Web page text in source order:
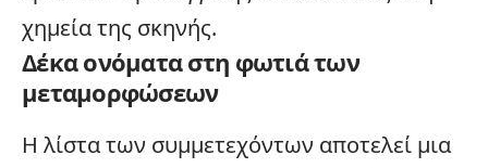
χημεία της σκηνής.
Δέκα ονόματα στη φωτιά των
μεταμορφώσεων
Η λίστα των συμμετεχόντων αποτελεί μια